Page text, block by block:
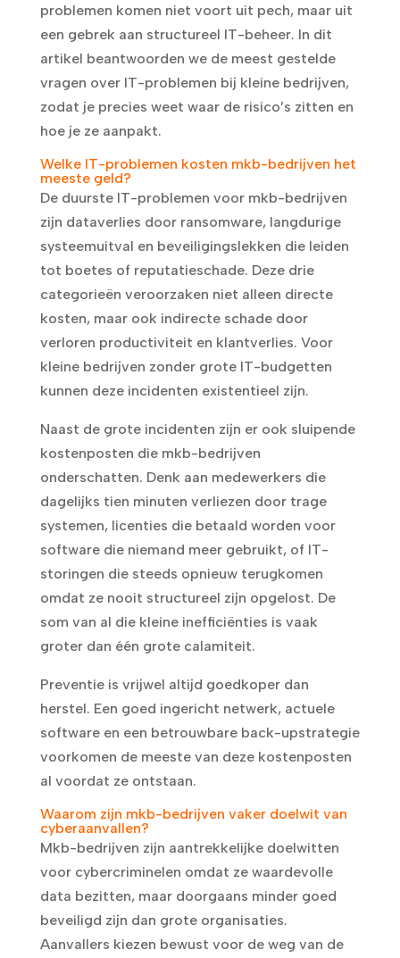
problemen komen niet voort uit pech, maar uit
een gebrek aan structureel IT-beheer. In dit
artikel beantwoorden we de meest gestelde
vragen over IT-problemen bij kleine bedrijven,
zodat je precies weet waar de risico’s zitten en
hoe je ze aanpakt.
Welke IT-problemen kosten mkb-bedrijven het
meeste geld?
De duurste IT-problemen voor mkb-bedrijven
zijn dataverlies door ransomware, langdurige
systeemuitval en beveiligingslekken die leiden
tot boetes of reputatieschade. Deze drie
categorieën veroorzaken niet alleen directe
kosten, maar ook indirecte schade door
verloren productiviteit en klantverlies. Voor
kleine bedrijven zonder grote IT-budgetten
kunnen deze incidenten existentieel zijn.
Naast de grote incidenten zijn er ook sluipende
kostenposten die mkb-bedrijven
onderschatten. Denk aan medewerkers die
dagelijks tien minuten verliezen door trage
systemen, licenties die betaald worden voor
software die niemand meer gebruikt, of IT-
storingen die steeds opnieuw terugkomen
omdat ze nooit structureel zijn opgelost. De
som van al die kleine inefficiënties is vaak
groter dan één grote calamiteit.
Preventie is vrijwel altijd goedkoper dan
herstel. Een goed ingericht netwerk, actuele
software en een betrouwbare back-upstrategie
voorkomen de meeste van deze kostenposten
al voordat ze ontstaan.
Waarom zijn mkb-bedrijven vaker doelwit van
cyberaanvallen?
Mkb-bedrijven zijn aantrekkelijke doelwitten
voor cybercriminelen omdat ze waardevolle
data bezitten, maar doorgaans minder goed
beveiligd zijn dan grote organisaties.
Aanvallers kiezen bewust voor de weg van de